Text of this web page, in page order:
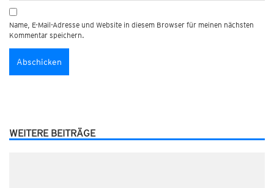
Name, E-Mail-Adresse und Website in diesem Browser für meinen nächsten
Kommentar speichern.
WEITERE BEITRÄGE